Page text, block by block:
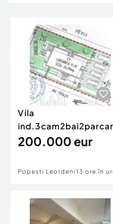
Animale de companie
Afaceri și
Inchiriere Bunuri si
Piese auto si accesorii
Dacia Duster
Vila
192mp curte/25min
200.000 eur
Popesti Leordeni13 ore în